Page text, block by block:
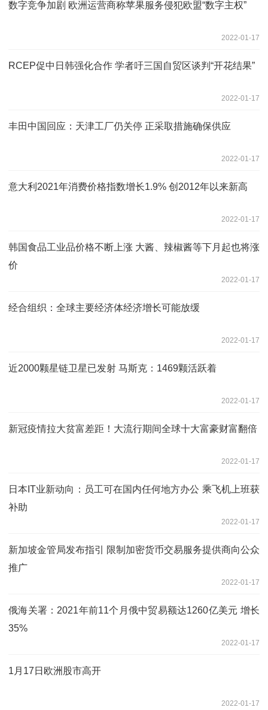
数字竞争加剧 欧洲运营商称苹果服务侵犯欧盟“数字主权”
2022-01-17
RCEP促中日韩强化合作 学者吁三国自贸区谈判“开花结果”
2022-01-17
丰田中国回应：天津工厂仍关停 正采取措施确保供应
2022-01-17
意大利2021年消费价格指数增长1.9% 创2012年以来新高
2022-01-17
韩国食品工业品价格不断上涨 大酱、辣椒酱等下月起也将涨
价
2022-01-17
经合组织：全球主要经济体经济增长可能放缓
2022-01-17
近2000颗星链卫星已发射 马斯克：1469颗活跃着
2022-01-17
新冠疫情拉大贫富差距！大流行期间全球十大富豪财富翻倍
2022-01-17
日本IT业新动向：员工可在国内任何地方办公 乘飞机上班获
补助
2022-01-17
新加坡金管局发布指引 限制加密货币交易服务提供商向公众
推广
2022-01-17
俄海关署：2021年前11个月俄中贸易额达1260亿美元 增长
35%
2022-01-17
1月17日欧洲股市高开
2022-01-17